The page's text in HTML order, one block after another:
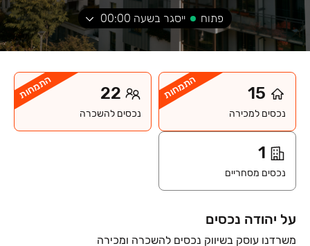
פתוח ייסגר בשעה 00:00
התמחות 15
נכסים למכירה
התמחות 22
נכסים להשכרה
1
נכסים מסחריים
על יהודה נכסים